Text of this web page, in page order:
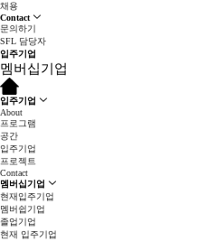
채용
Contact
문의하기
SFL 담당자
입주기업
멤버십기업
입주기업
About
프로그램
공간
입주기업
프로젝트
Contact
멤버십기업
현재입주기업
멤버쉽기업
졸업기업
현재 입주기업